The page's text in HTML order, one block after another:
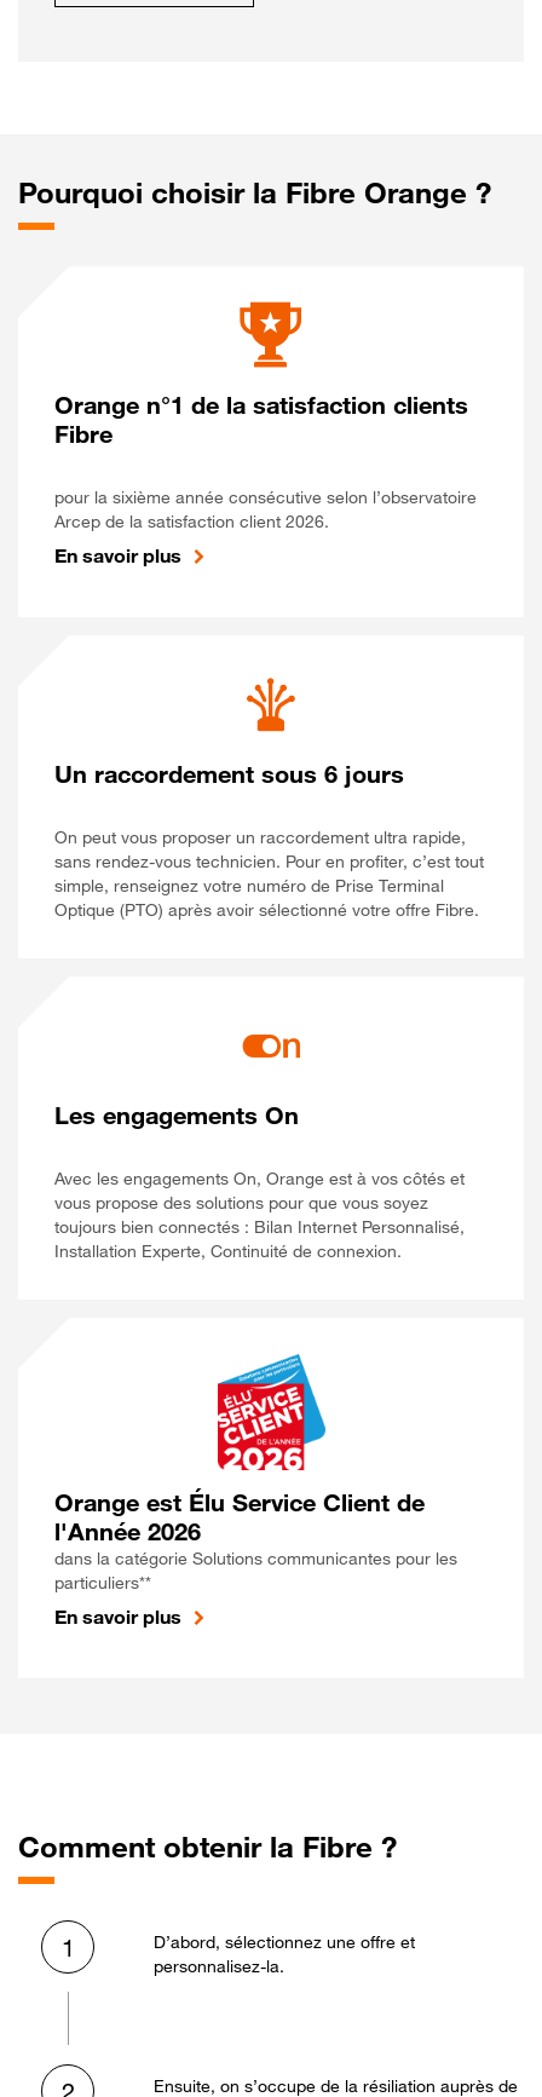
Pourquoi choisir la Fibre Orange ?
Orange n°1 de la satisfaction clients
Fibre
pour la sixième année consécutive selon l’observatoire
Arcep de la satisfaction client 2026.
En savoir plus
Un raccordement sous 6 jours
On peut vous proposer un raccordement ultra rapide,
sans rendez-vous technicien. Pour en profiter, c’est tout
simple, renseignez votre numéro de Prise Terminal
Optique (PTO) après avoir sélectionné votre offre Fibre.
Les engagements On
Avec les engagements On, Orange est à vos côtés et
vous propose des solutions pour que vous soyez
toujours bien connectés : Bilan Internet Personnalisé,
Installation Experte, Continuité de connexion.
Orange est Élu Service Client de
l'Année 2026
dans la catégorie Solutions communicantes pour les
particuliers**
En savoir plus
Comment obtenir la Fibre ?
1
D’abord, sélectionnez une offre et
personnalisez-la.
Ensuite, on s’occupe de la résiliation auprès de